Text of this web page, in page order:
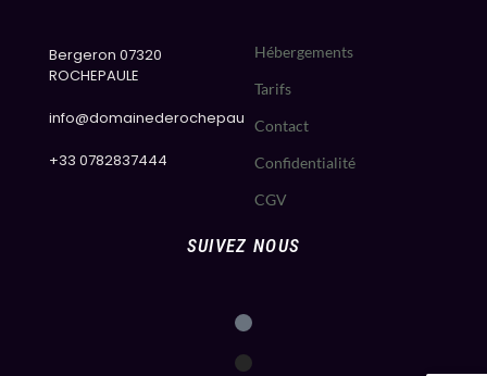
Bergeron 07320
ROCHEPAULE
info@domainederochepaule.com
+33 0782837444
Hébergements
Tarifs
Contact
Confidentialité
CGV
SUIVEZ NOUS